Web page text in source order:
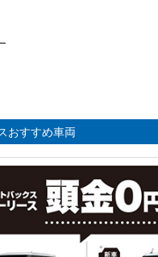
おすすめ車両